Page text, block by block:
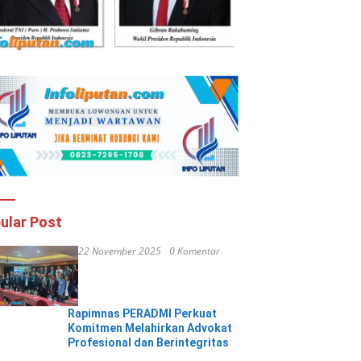
Post
22 November 2025 0 Komentar
Rapimnas PERADMI Perkuat
Komitmen Melahirkan Advokat
Profesional dan Berintegritas